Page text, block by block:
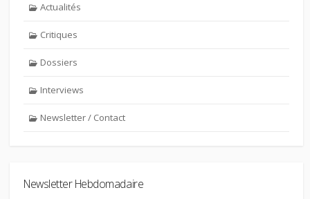
Actualités
Critiques
Dossiers
Interviews
Newsletter / Contact
Newsletter Hebdomadaire